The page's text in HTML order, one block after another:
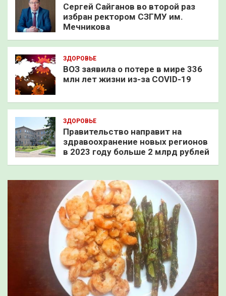
Сергей Сайганов во второй раз
избран ректором СЗГМУ им.
Мечникова
ЗДОРОВЬЕ
ВОЗ заявила о потере в мире 336
млн лет жизни из-за COVID-19
ЗДОРОВЬЕ
Правительство направит на
здравоохранение новых регионов
в 2023 году больше 2 млрд рублей